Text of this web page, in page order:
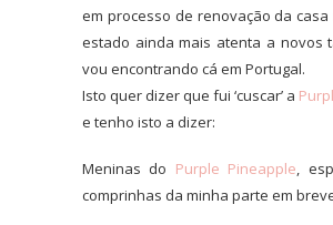
em processo de renovação da
estado ainda mais atenta a novos
vou encontrando cá em Portugal.
Isto quer dizer que fui ‘cuscar’ a
e tenho isto a dizer:
Meninas do Purple Pineapple,
comprinhas da minha parte em